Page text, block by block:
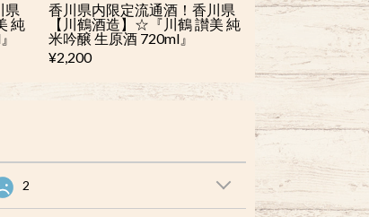
県
純
香川県内限定流通酒！香川県
【川鶴酒造】☆『川鶴 讃美 純
米吟醸 生原酒 720ml』
¥2,200
2